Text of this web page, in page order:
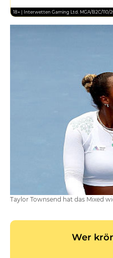
18+ | Interwetten Gaming Ltd. MGA/B2C/
Taylor Townsend hat das Mixed